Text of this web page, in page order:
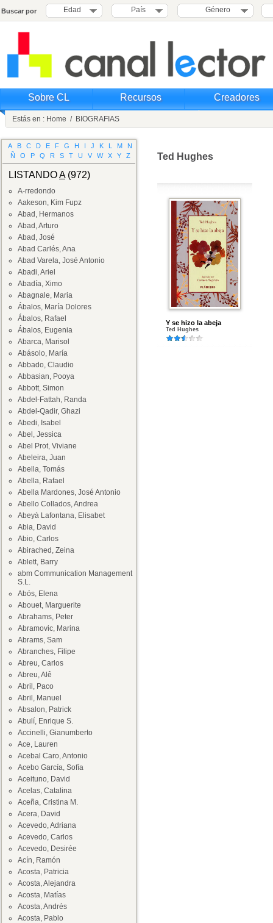
Buscar por Edad País Género
Sobre CL Recursos Creadores
Estás en : Home / BIOGRAFIAS
A B C D E F G H I J K L M
N
Ñ
O P Q R S T U V W X Y Z
LISTANDOA(972)
A-rredondo
Aakeson, Kim Fupz
Abad, Hermanos
Abad, Arturo
Abad, José
Abad Carlés, Ana
Abad Varela, José Antonio
Abadi, Ariel
Abadía, Ximo
Abagnale, Maria
Ábalos, María Dolores
Ábalos, Rafael
Ábalos, Eugenia
Abarca, Marisol
Abásolo, María
Abbado, Claudio
Abbasian, Pooya
Abbott, Simon
Abdel-Fattah, Randa
Abdel-Qadir, Ghazi
Abedi, Isabel
Abel, Jessica
Abel Prot, Viviane
Abeleira, Juan
Abella, Tomás
Abella, Rafael
Abella Mardones, José Antonio
Abello Collados, Andrea
Abeyà Lafontana, Elisabet
Abia, David
Abio, Carlos
Abirached, Zeina
Ablett, Barry
abm Communication Management
S.L.
Abós, Elena
Abouet, Marguerite
Abrahams, Peter
Abramovic, Marina
Abrams, Sam
Abranches, Filipe
Abreu, Carlos
Abreu, Alê
Abril, Paco
Abril, Manuel
Absalon, Patrick
Abulí, Enrique S.
Accinelli, Gianumberto
Ace, Lauren
Acebal Caro, Antonio
Acebo García, Sofía
Aceituno, David
Acelas, Catalina
Aceña, Cristina M.
Acera, David
Acevedo, Adriana
Acevedo, Carlos
Acevedo, Desirée
Acín, Ramón
Acosta, Patricia
Acosta, Alejandra
Acosta, Matías
Acosta, Andrés
Acosta, Pablo
Ted Hughes
Y se hizo la abeja
Ted Hughes